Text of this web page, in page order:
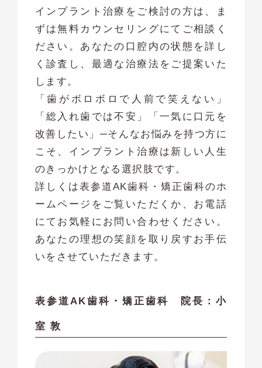
インプラント治療をご検討の方は、ま
ずは無料カウンセリングにてご相談く
ださい。あなたの口腔内の状態を詳し
く診査し、最適な治療法をご提案いた
します。
「歯がボロボロで人前で笑えない」
「総入れ歯では不安」「一気に口元を
改善したい」─そんなお悩みを持つ方に
こそ、インプラント治療は新しい人生
のきっかけとなる選択肢です。
詳しくは表参道AK歯科・矯正歯科のホ
ームページ をご覧いただくか、お電話
にてお気軽にお問い合わせください。
あなたの理想の笑顔を取り戻すお手伝
いをさせていただきます。
表参道AK歯科・矯正歯科 院長：小
室 敦